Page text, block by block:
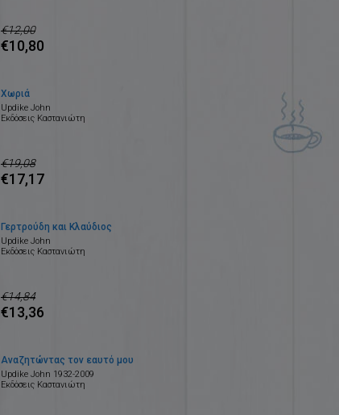
€12,00
€10,80
Χωριά
Updike John
Εκδόσεις Καστανιώτη
€19,08
€17,17
Γερτρούδη και Κλαύδιος
Updike John
Εκδόσεις Καστανιώτη
€14,84
€13,36
Αναζητώντας τον εαυτό μου
Updike John 1932-2009
Εκδόσεις Καστανιώτη